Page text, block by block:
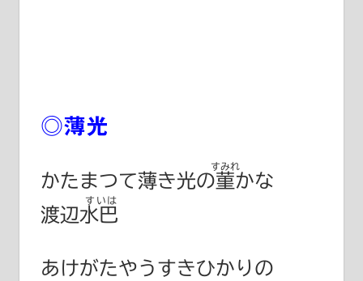
◎薄光
かたまつて薄き光の菫
すみれ
かな
渡辺水巴
すいは
あけがたやうすきひかりの